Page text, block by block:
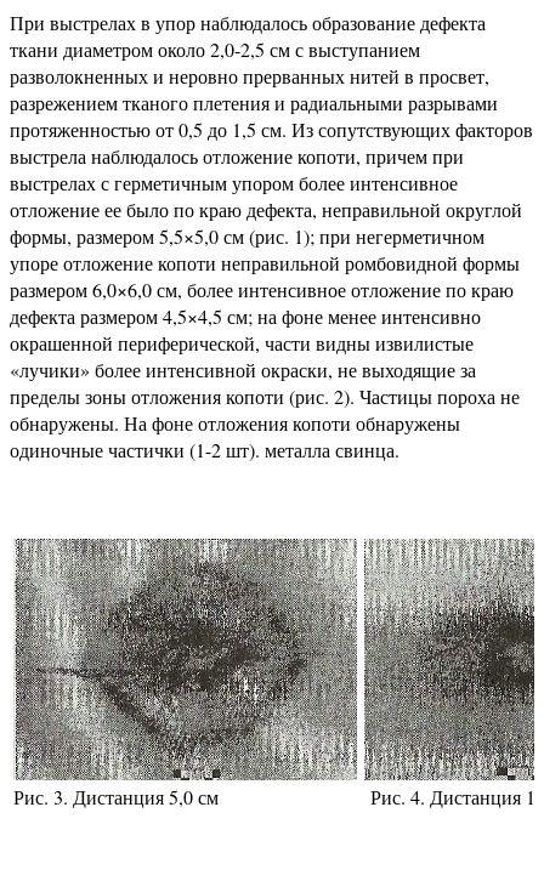
При выстрелах в упор наблюдалось образование дефекта
ткани диаметром около 2,0-2,5 см с выступанием
разволокненных и неровно прерванных нитей в просвет,
разрежением тканого плетения и радиальными разрывами
протяженностью от 0,5 до 1,5 см. Из сопутствующих факторов
выстрела наблюдалось отложение копоти, причем при
выстрелах с герметичным упором более интенсивное
отложение ее было по краю дефекта, неправильной округлой
формы, размером 5,5×5,0 см (рис. 1); при негерметичном
упоре отложение копоти неправильной ромбовидной формы
размером 6,0×6,0 см, более интенсивное отложение по краю
дефекта размером 4,5×4,5 см; на фоне менее интенсивно
окрашенной периферической, части видны извилистые
«лучики» более интенсивной окраски, не выходящие за
пределы зоны отложения копоти (рис. 2). Частицы пороха не
обнаружены. На фоне отложения копоти обнаружены
одиночные частички (1-2 шт). металла свинца.
Рис. 3. Дистанция 5,0 см Рис. 4. Дистанция